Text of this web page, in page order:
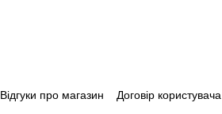
Відгуки про магазин Договір користувача